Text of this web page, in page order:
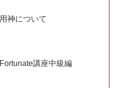
用神について
Fortunate講座中級編